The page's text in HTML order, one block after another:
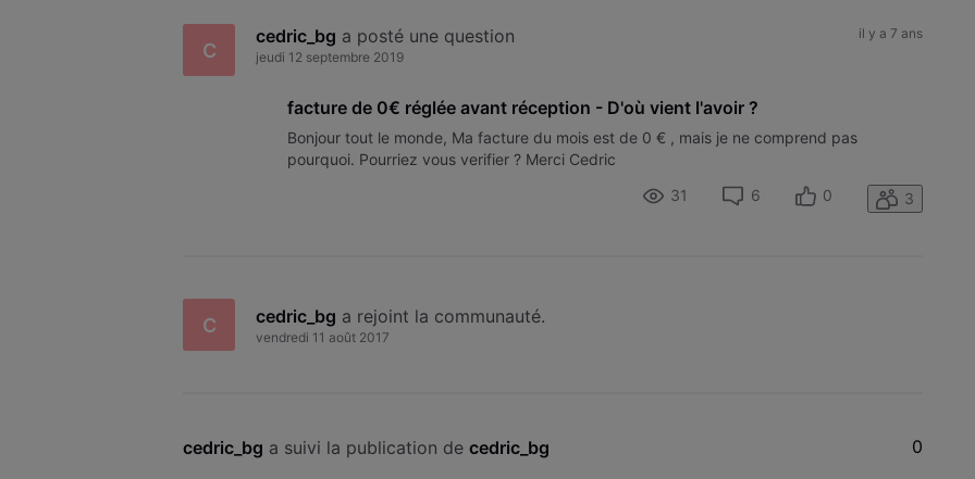
C
cedric_bg a posté une question
jeudi 12 septembre 2019
il y a 7 ans
facture de 0€ réglée avant réception - D'où vient l'avoir ?
Bonjour tout le monde, Ma facture du mois est de 0 € , mais je ne comprend pas
pourquoi. Pourriez vous verifier ? Merci Cedric
31
6 0 3
C cedric_bg a rejoint la communauté.
vendredi 11 août 2017
cedric_bg a suivi la publication de cedric_bg 0